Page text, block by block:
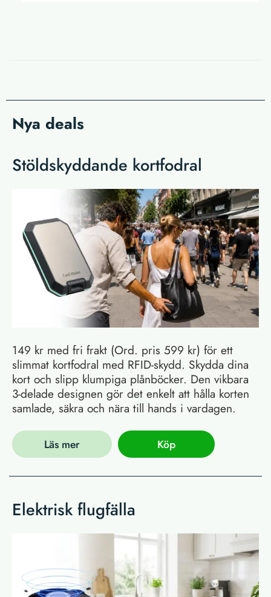
Nya deals
Stöldskyddande kortfodral
149 kr med fri frakt (Ord. pris 599 kr) för ett
slimmat kortfodral med RFID-skydd. Skydda dina
kort och slipp klumpiga plånböcker. Den vikbara
3-delade designen gör det enkelt att hålla korten
samlade, säkra och nära till hands i vardagen.
Läs mer Köp
Elektrisk flugfälla